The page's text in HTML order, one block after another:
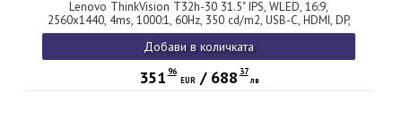
Lenovo ThinkVision T32h-30 31.5" IPS, WLED, 16:9,
2560x1440, 4ms, 1000:1, 60Hz, 350 cd/m2, USB-C, HDMI, DP,
RJ45, Tilt, Swivel, Pivot, Height Adjust Stand
Добави в количката
351 96
EUR/ 688 37
лв